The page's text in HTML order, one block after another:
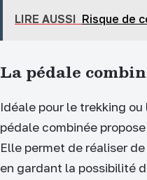
LIRE AUSSI Risque de
La pédale
Idéale pour le trekking
pédale combinée
Elle permet de réaliser
en gardant la possibilité